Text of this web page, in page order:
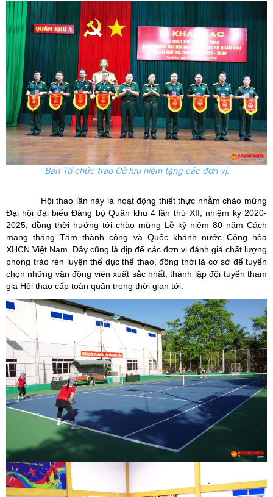
Ban Tổ chức trao Cờ lưu niệm tặng các đơn vị.
Hội thao lần này là hoạt động thiết thực nhằm chào mừng
Đại hội đại biểu Đảng bộ Quân khu 4 lần thứ XII, nhiệm kỳ 2020-
2025, đồng thời hướng tới chào mừng Lễ kỷ niệm 80 năm Cách
mạng tháng Tám thành công và Quốc khánh nước Cộng hòa
XHCN Việt Nam. Đây cũng là dịp để các đơn vị đánh giá chất lượng
phong trào rèn luyện thể dục thể thao, đồng thời là cơ sở để tuyển
chọn những vận động viên xuất sắc nhất, thành lập đội tuyển tham
gia Hội thao cấp toàn quân trong thời gian tới.